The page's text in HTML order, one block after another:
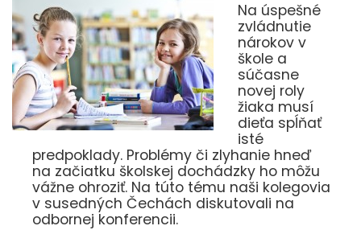
Na úspešné
zvládnutie
nárokov v
škole a
súčasne
novej roly
žiaka musí
dieťa spĺňať
isté
predpoklady. Problémy či zlyhanie hneď
na začiatku školskej dochádzky ho môžu
vážne ohroziť. Na túto tému naši kolegovia
v susedných Čechách diskutovali na
odbornej konferencii.